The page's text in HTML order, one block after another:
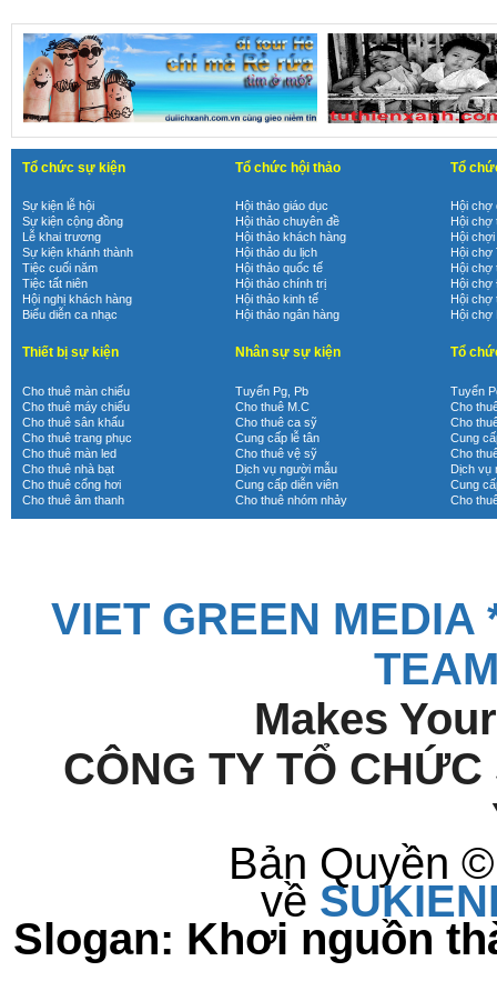
Tổ chức sự kiện Tổ chức hội thảo Tổ
Sự kiện lễ hội
Sự kiện cộng đồng
Lễ khai trương
Sự kiện khánh thành
Tiệc cuối năm
Tiệc tất niên
Hội nghị khách hàng
Biểu diễn ca nhạc
Hội thảo giáo dục
Hội thảo chuyên đề
Hội thảo khách hàng
Hội thảo du lịch
Hội thảo quốc tế
Hội thảo chính trị
Hội thảo kinh tế
Hội thảo ngân hàng
Hội chợ
Hội chợ
Hội
Hội chợ
Hội chợ
Hội chợ
Hội chợ
Hội chợ
Thiết bị sự kiện Nhân sự sự kiện Tổ
Cho thuê màn chiếu
Cho thuê máy chiếu
Cho thuê sân khấu
Cho thuê trang phục
Cho thuê màn led
Cho thuê nhà bạt
Cho thuê cổng hơi
Cho thuê âm thanh
Tuyển Pg, Pb
Cho thuê M.C
Cho thuê ca sỹ
Cung cấp lễ tân
Cho thuê vệ sỹ
Dịch vụ người mẫu
Cung cấp diễn viên
Cho thuê nhóm nhảy
Tuyển
Cho
Cho
Cung
Cho
Dịch vụ
Cung
Cho
VIET GREEN MEDIA
Makes
CÔNG TY TỔ
Bản Quyền
về S
Slogan: Khơi nguồn